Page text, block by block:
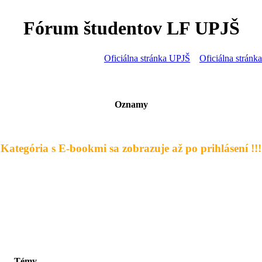
Fórum študentov LF UPJŠ
Oficiálna stránka UPJŠ Oficiálna
Oznamy
s E-bookmi sa zobrazuje až po prihlásení